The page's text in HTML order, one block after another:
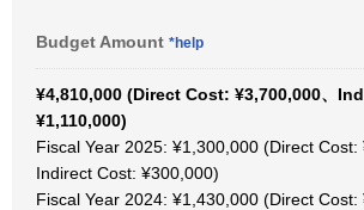
Budget Amount *help
¥4,810,000 (Direct Cost: ¥3,700,000、
¥1,110,000)
Fiscal Year 2025: ¥1,300,000 (Direct Cost:
Indirect Cost: ¥300,000)
Fiscal Year 2024: ¥1,430,000 (Direct Cost: